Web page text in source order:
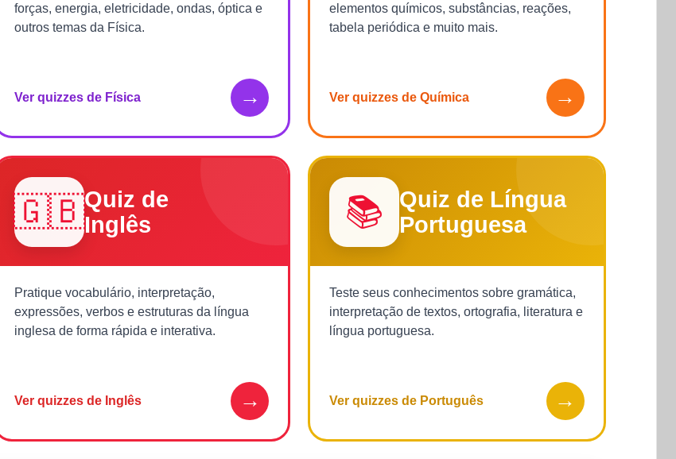
forças, energia, eletricidade, ondas, óptica e
outros temas da Física.
Ver quizzes de Física →
elementos químicos, substâncias, reações,
tabela periódica e muito mais.
Ver quizzes de Química →
🇬🇧Quiz de
Inglês
Pratique vocabulário, interpretação,
expressões, verbos e estruturas da língua
inglesa de forma rápida e interativa.
Ver quizzes de Inglês →
📚
Quiz de Língua
Portuguesa
Teste seus conhecimentos sobre gramática,
interpretação de textos, ortografia, literatura e
língua portuguesa.
Ver quizzes de Português →